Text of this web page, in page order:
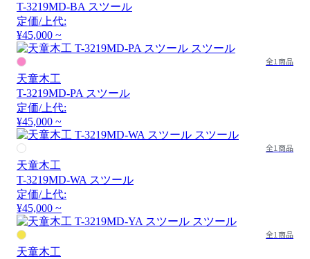
T-3219MD-BA スツール
定価/上代:
¥45,000 ~
全1商品
天童木工
T-3219MD-PA スツール
定価/上代:
¥45,000 ~
全1商品
天童木工
T-3219MD-WA スツール
定価/上代:
¥45,000 ~
全1商品
天童木工